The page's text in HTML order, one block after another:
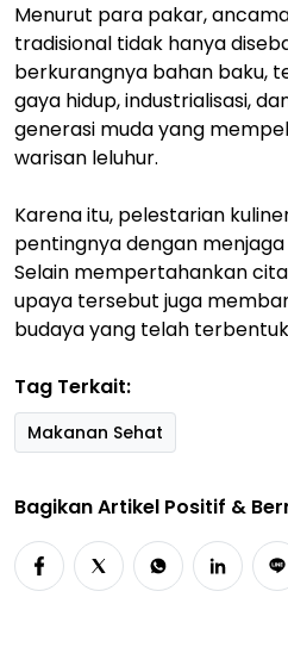
Menurut para pakar,
tradisional tidak hanya
berkurangnya bahan baku,
gaya hidup, industrialisasi,
generasi muda yang
warisan leluhur.
Karena itu, pelestarian
pentingnya dengan
Selain mempertahankan
upaya tersebut juga
budaya yang telah
Tag Terkait:
Makanan Sehat
Bagikan Artikel Positif &